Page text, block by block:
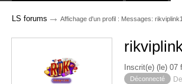
LS forums → Affichage d'un profil : Messages: rikviplink1
Inscrit(e) (le) 07
Déconnecté